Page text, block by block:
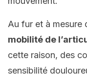
Au fur et à mesure
mobilité de
cette raison, des
sensibilité